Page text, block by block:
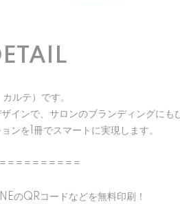
ルテ）です。
インで、サロンのブランディングにも
ンを1冊でスマートに実現します。
のQRコードなどを無料印刷！